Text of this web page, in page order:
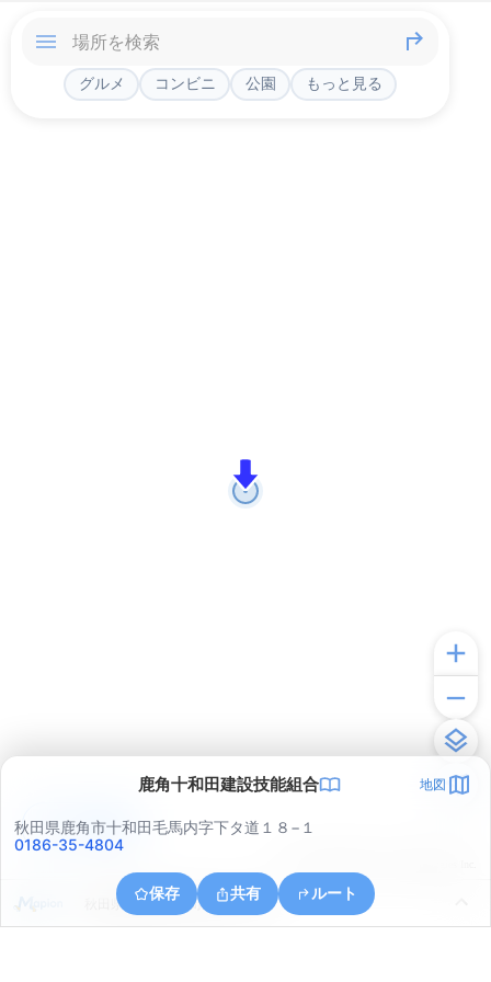
グルメ コンビニ 公園 もっと見る
鹿角十和田建設技能組合 地図
秋田県鹿角市十和田毛馬内字下タ道１８−１
0186-35-4804
保存 共有 ルート
秋田県鹿角郡小坂町上向字上鴇
アプリで見る